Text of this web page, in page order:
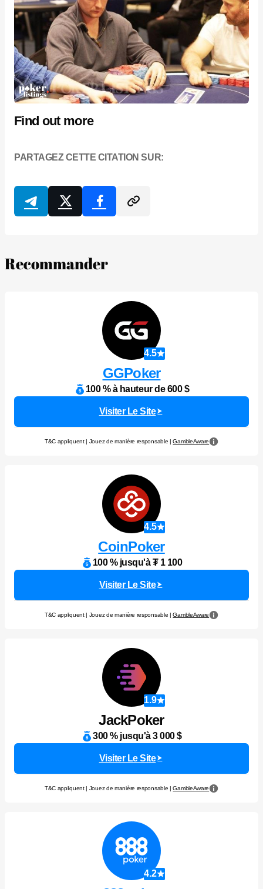
Find out more
PARTAGEZ CETTE CITATION SUR:
Recommander
4.5
GGPoker
100 % à hauteur de 600 $
Visiter Le Site
T&C appliquent | Jouez de manière responsable |GambleAware
4.5
CoinPoker
100 % jusqu'à ₮ 1 100
Visiter Le Site
T&C appliquent | Jouez de manière responsable |GambleAware
1.9
JackPoker
300 % jusqu'à 3 000 $
Visiter Le Site
T&C appliquent | Jouez de manière responsable |GambleAware
4.2